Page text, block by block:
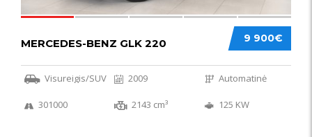
9 900€
MERCEDES-BENZ GLK 220
Visureigis/SUV 2009 Automatinė
301000 2143 cm³ 125 KW